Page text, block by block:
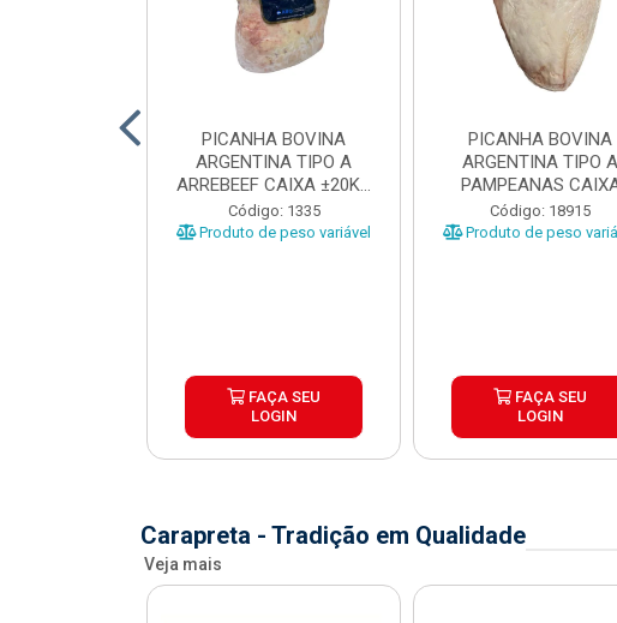
PICANHA BOVINA
ARGENTINA TIPO A
ARREBEEF CAIXA ±20KG
PEÇAS 1...
Código: 1335
Produto de peso variável
FAÇA SEU
LOGIN
PICANHA BOVINA
ARGENTINA TIPO A
PAMPEANAS
±20KG PEÇAS ...
Código: 18915
Produto de peso
FAÇA SEU
LOGIN
Carapreta - Tradição em Qualidade
Veja mais